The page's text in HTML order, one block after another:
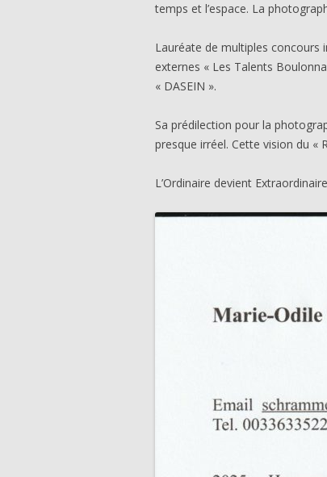
temps et l’espace. La
Lauréate de multiples concours
externes « Les Talents
« DASEIN ».
Sa prédilection pour la
presque irréel. Cette vision du «
L’Ordinaire devient